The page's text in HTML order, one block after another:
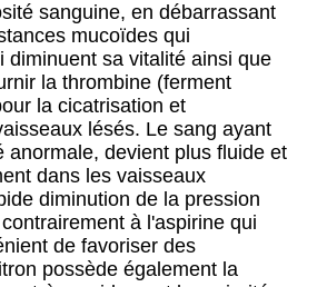
sanguine, en débarrassant
mucoïdes qui
diminuent sa vitalité ainsi que
la thrombine (ferment
la cicatrisation et
lésés. Le sang ayant
anormale, devient plus fluide et
dans les vaisseaux
diminution de la pression
à l'aspirine qui
de favoriser des
possède également la